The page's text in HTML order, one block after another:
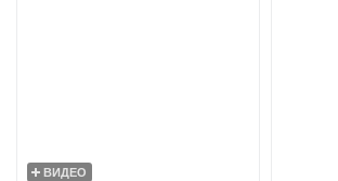
ВИДЕО